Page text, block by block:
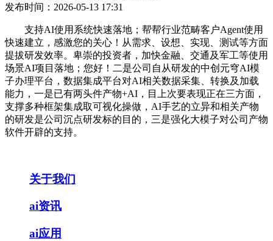
发布时间：2026-05-13 17:31
支持AI使用系统快速落地；帮帮行业范畴客户Agent使用
快速建立，感激您的关心！从需求、设想、实现、测试等方面
提拔研发效率。卑崇的投资者，加快金融、交通及军工等使用
场景AI项目落地；您好！二是公司自从研发的中创元穹AI模
子办理平台，数据集成平台对AI相关数据采集、转换及加载
能力，一是已有两头件产物+AI，目上次要表现正在三方面，
支撑多种框架集成取可视化操做，AI手艺的立异和相关产物
的研发是公司沉点研发标的目的，三是强化大模子对公司产物
软件开辟的支持。
关于我们
ai资讯
ai应用